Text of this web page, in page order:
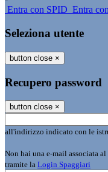
Entra con SPID Entra
Seleziona utente
button close ×
Recupero password
button close ×
all'indirizzo indicato con le
Non hai una e-mail associata
tramite la Login Spaggiari